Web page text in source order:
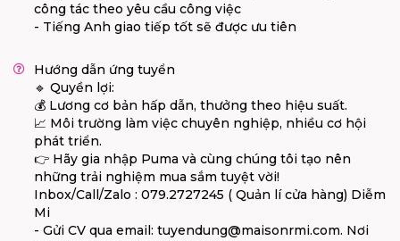
công tác theo yêu cầu công việc
- Tiếng Anh giao tiếp tốt sẽ được ưu tiên
Hướng dẫn ứng tuyển
🔹 Quyền lợi:
💰 Lương cơ bản hấp dẫn, thưởng theo hiệu suất.
📈 Môi trường làm việc chuyên nghiệp, nhiều cơ hội
phát triển.
👉 Hãy gia nhập Puma và cùng chúng tôi tạo nên
những trải nghiệm mua sắm tuyệt vời!
Inbox/Call/Zalo : 079.2727245 ( Quản lí cửa hàng) Diễm
Mi
- Gửi CV qua email: tuyendung@maisonrmi.com. Nơi